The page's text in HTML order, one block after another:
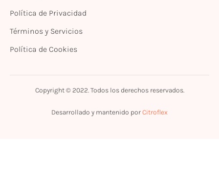
Política de Privacidad
Términos y Servicios
Política de Cookies
Copyright © 2022. Todos los derechos reservados.
Desarrollado y mantenido porCitroflex